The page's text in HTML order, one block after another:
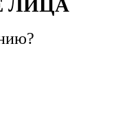
ЛИЦА